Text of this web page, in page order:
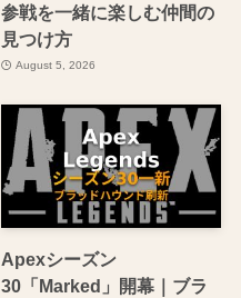
参戦を一緒に楽しむ仲間の
見つけ方
August 5, 2026
Apexシーズン
30「Marked」開幕｜ブラ